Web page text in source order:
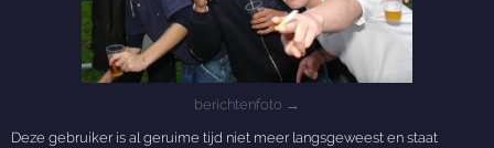
berichtenfoto →
Deze gebruiker is al geruime tijd niet meer langsgeweest en staat